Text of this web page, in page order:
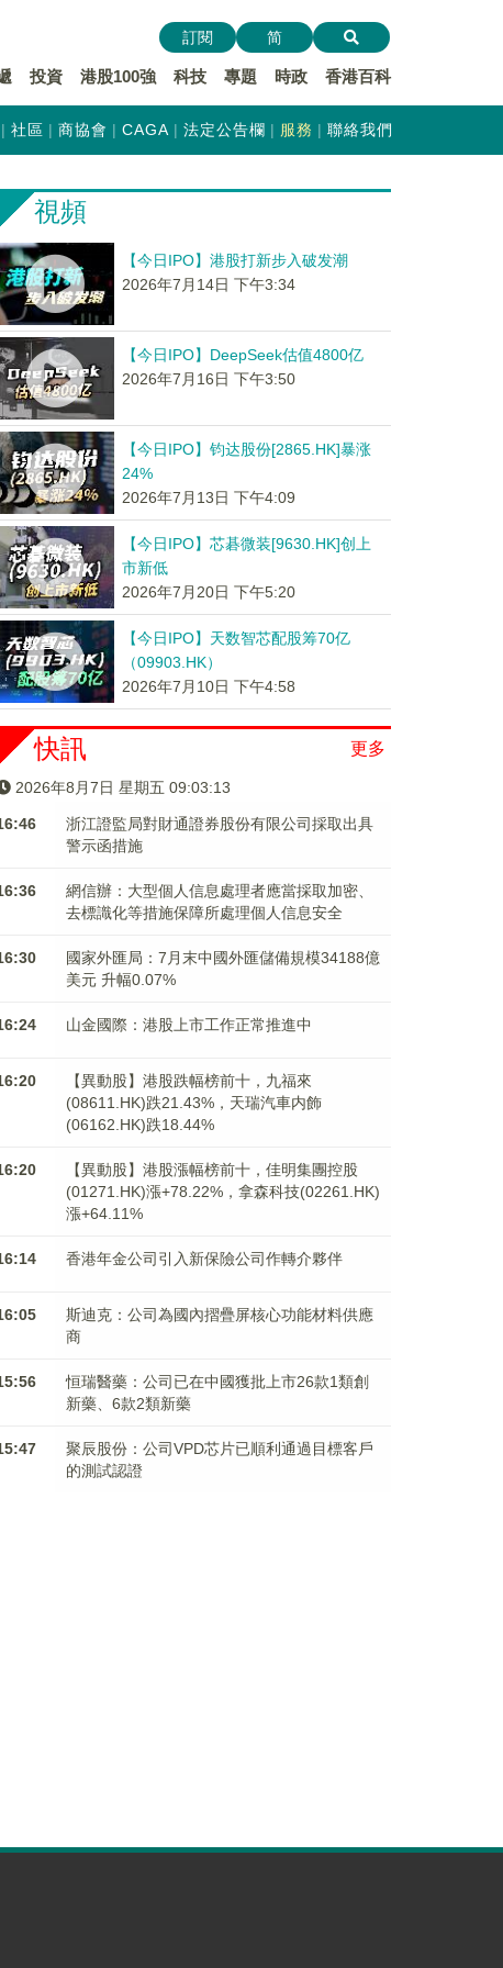
投資 港股100強 科技 專題 時政 香港百科
訂閱 简
社區 商協會 CAGA 法定公告欄 服務 聯絡我們
視頻
【今日IPO】港股打新步入破发潮
2026年7月14日 下午3:34
【今日IPO】DeepSeek估值4800亿
2026年7月16日 下午3:50
【今日IPO】钧达股份[2865.HK]暴涨
24%
2026年7月13日 下午4:09
【今日IPO】芯碁微装[9630.HK]创上
市新低
2026年7月20日 下午5:20
【今日IPO】天数智芯配股筹70亿
（09903.HK）
2026年7月10日 下午4:58
更多
快訊
2026年8月7日 星期五 09:03:13
浙江證監局對財通證券股份有限公司採取出具
警示函措施
網信辦：大型個人信息處理者應當採取加密、
去標識化等措施保障所處理個人信息安全
國家外匯局：7月末中國外匯儲備規模34188億
美元 升幅0.07%
山金國際：港股上市工作正常推進中
【異動股】港股跌幅榜前十，九福來
(08611.HK)跌21.43%，天瑞汽車内飾
(06162.HK)跌18.44%
【異動股】港股漲幅榜前十，佳明集團控股
(01271.HK)漲+78.22%，拿森科技(02261.HK)
漲+64.11%
香港年金公司引入新保險公司作轉介夥伴
斯迪克：公司為國內摺疊屏核心功能材料供應
商
恒瑞醫藥：公司已在中國獲批上市26款1類創
新藥、6款2類新藥
聚辰股份：公司VPD芯片已順利通過目標客戶
的測試認證